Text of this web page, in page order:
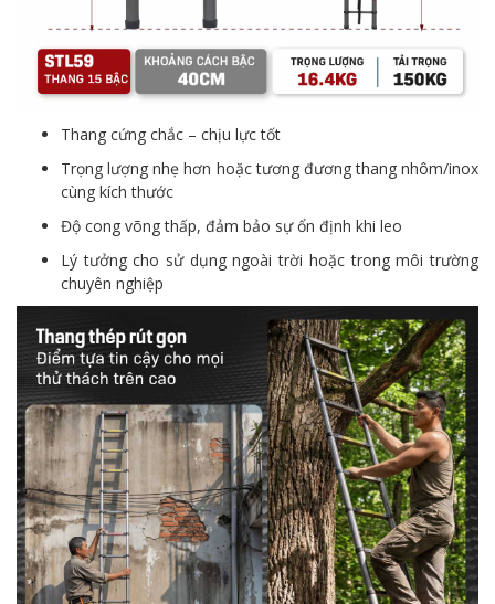
Thang cứng chắc – chịu lực tốt
Trọng lượng nhẹ hơn hoặc tương đương thang nhôm/inox
cùng kích thước
Độ cong võng thấp, đảm bảo sự ổn định khi leo
Lý tưởng cho sử dụng ngoài trời hoặc trong môi trường
chuyên nghiệp